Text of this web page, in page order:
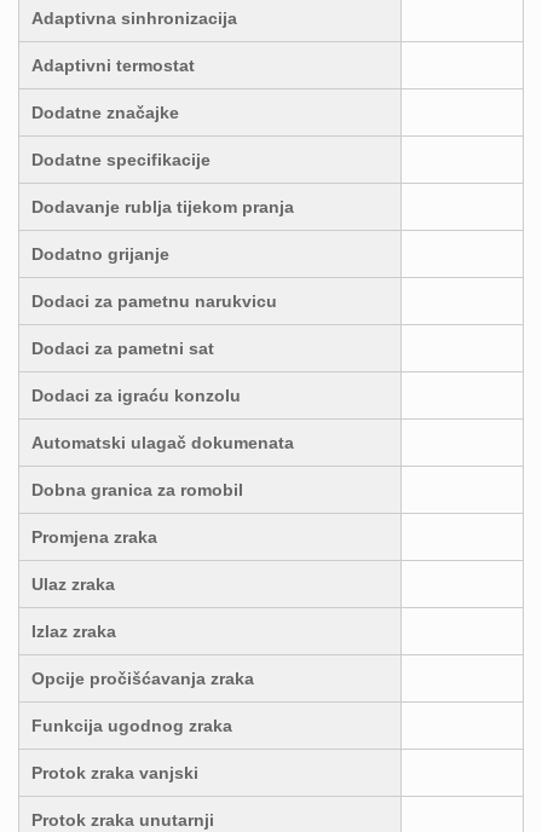
Adaptivna sinhronizacija
Adaptivni termostat
Dodatne značajke
Dodatne specifikacije
Dodavanje rublja tijekom pranja
Dodatno grijanje
Dodaci za pametnu narukvicu
Dodaci za pametni sat
Dodaci za igraću konzolu
Automatski ulagač dokumenata
Dobna granica za romobil
Promjena zraka
Ulaz zraka
Izlaz zraka
Opcije pročišćavanja zraka
Funkcija ugodnog zraka
Protok zraka vanjski
Protok zraka unutarnji